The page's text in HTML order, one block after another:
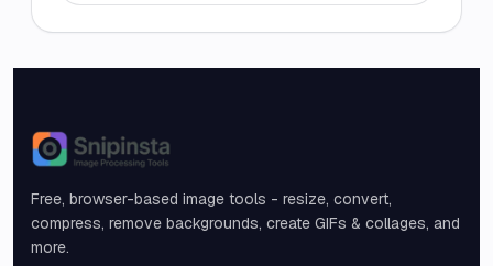
Snipinsta
Free, browser-based image tools - resize, convert,
compress, remove backgrounds, create GIFs & collages, and
more.